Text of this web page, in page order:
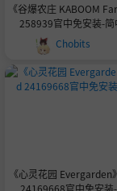
《谷爆农庄 KABOOM
258939官中免安装-
Chobits
《心灵花园
24169668官中免安装